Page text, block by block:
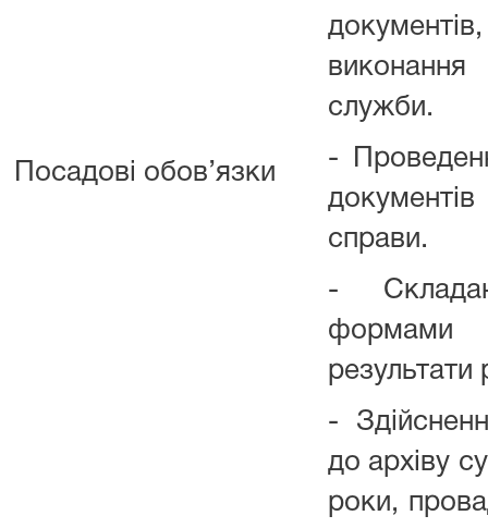
Посадові обов’язки
виконання
служби.
-
справи.
-
формами
результати
-
до архіву
роки,